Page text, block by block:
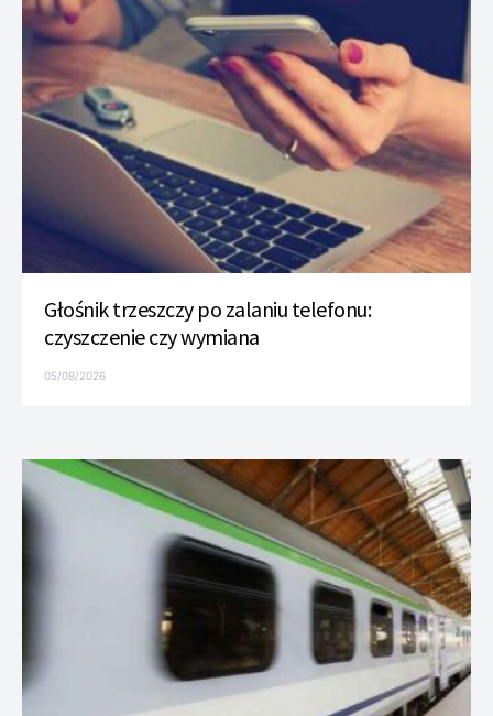
Głośnik trzeszczy po zalaniu telefonu:
czyszczenie czy wymiana
05/08/2026